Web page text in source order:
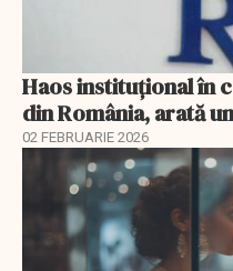
Haos instituțional în
din România, arată
02 FEBRUARIE 2026